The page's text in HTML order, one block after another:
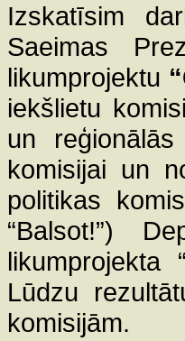
Izskatīsim
Saeimas
likumprojektu
iekšlietu
un
komisijai un
politikas
“Balsot!”)
likumprojekta
Lūdzu
komisijām.